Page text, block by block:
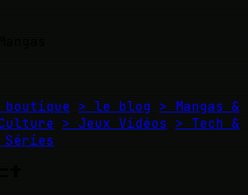
> le blog > Mangas &
> Jeux Vidéos
> Tech &